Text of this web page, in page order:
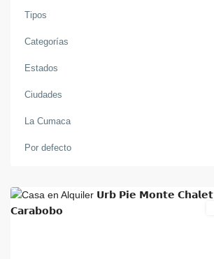
Tipos
Categorías
Estados
Ciudades
La Cumaca
Por defecto
La